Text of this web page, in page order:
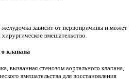
зависит от первопричины и может
вмешательство.
клапана
вызванная стенозом аортального клапана,
вмешательства для восстановления